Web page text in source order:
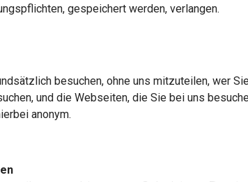
gespeichert werden, verlangen.
besuchen, ohne uns mitzuteilen, wer
und die Webseiten, die Sie bei uns
anonym.